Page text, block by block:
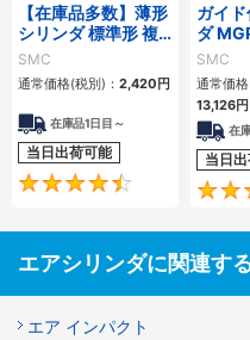
【在庫品多数】薄形
シリンダ 標準形 複
動・片ロッド CQ2
シリーズ
SMC
通常価格(税別)： 2,420 円
在庫品1日目～
当日出荷可能
ガイ
ダ
SMC
通常価格
13,126円
在
当日
エアシリンダに関連す
エア インパクト